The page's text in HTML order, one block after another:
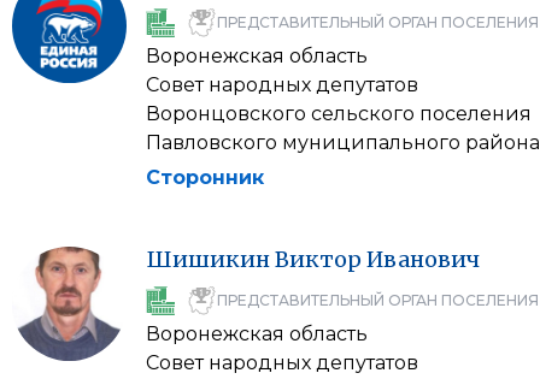
ПРЕДСТАВИТЕЛЬНЫЙ ОРГАН ПОСЕЛЕНИЯ
Воронежская область
Совет народных депутатов
Воронцовского сельского поселения
Павловского муниципального района
Сторонник
ШишикинВиктор Иванович
ПРЕДСТАВИТЕЛЬНЫЙ ОРГАН ПОСЕЛЕНИЯ
Воронежская область
Совет народных депутатов